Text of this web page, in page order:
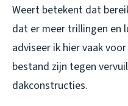
Weert betekent dat
dat er meer trillingen en
adviseer ik hier vaak
bestand zijn tegen
dakconstructies.